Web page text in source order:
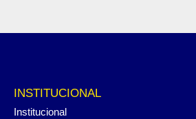
INSTITUCIONAL
Institucional